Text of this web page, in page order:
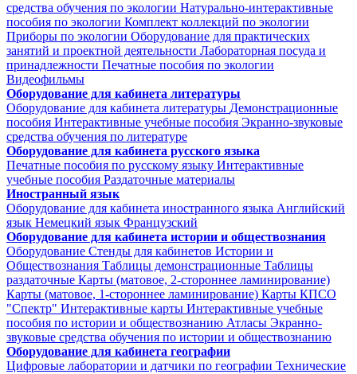
средства обучения по экологии Натурально-интерактивные
пособия по экологии Комплект коллекций по экологии
Приборы по экологии Оборудование для практических
занятий и проектной деятельности Лабораторная посуда и
принадлежности Печатные пособия по экологии
Видеофильмы
Оборудование для кабинета литературы
Оборудование для кабинета литературы Демонстрационные
пособия Интерактивные учебные пособия Экранно-звуковые
средства обучения по литературе
Оборудование для кабинета русского языка
Печатные пособия по русскому языку Интерактивные
учебные пособия Раздаточные материалы
Иностранный язык
Оборудование для кабинета иностранного языка Английский
язык Немецкий язык Французский
Оборудование для кабинета истории и обществознания
Оборудование Стенды для кабинетов Истории и
Обществознания Таблицы демонстрационные Таблицы
раздаточные Карты (матовое, 2-стороннее ламинирование)
Карты (матовое, 1-стороннее ламинирование) Карты КПСО
"Спектр" Интерактивные карты Интерактивные учебные
пособия по истории и обществознанию Атласы Экранно-
звуковые средства обучения по истории и обществознанию
Оборудование для кабинета географии
Цифровые лаборатории и датчики по географии Технические